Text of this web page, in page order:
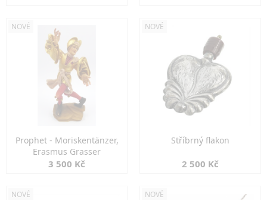
NOVÉ
Prophet - Moriskentänzer,
Erasmus Grasser
3 500 Kč
NOVÉ
Stříbrný flakon
2 500 Kč
NOVÉ NOVÉ